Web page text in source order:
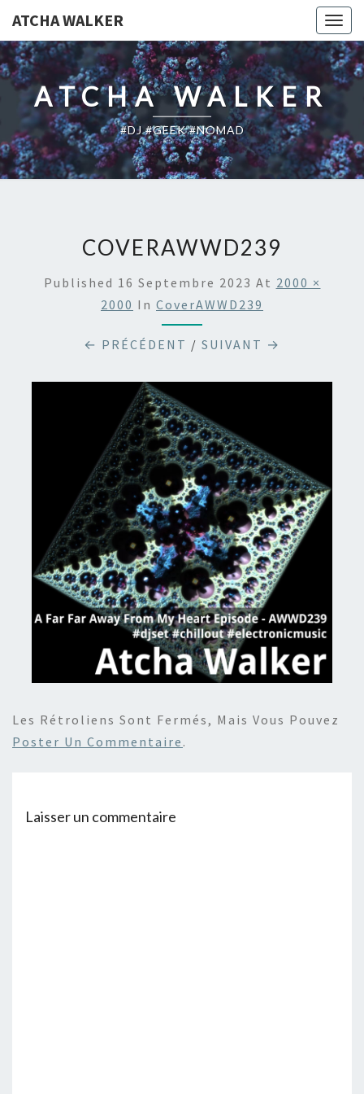
ATCHA WALKER
ATCHA WALKER
#DJ #GEEK #NOMAD
COVERAWWD239
Published 16 Septembre 2023 At 2000 ×
2000 In CoverAWWD239
← PRÉCÉDENT / SUIVANT →
Les Rétroliens Sont Fermés, Mais Vous Pouvez
Poster Un Commentaire .
Laisser un commentaire